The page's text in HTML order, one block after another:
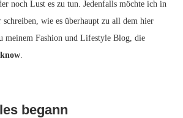
noch Lust es zu tun. Jedenfalls möchte ich in
schreiben, wie es überhaupt zu all dem hier
meinem Fashion und Lifestyle Blog, die
begann